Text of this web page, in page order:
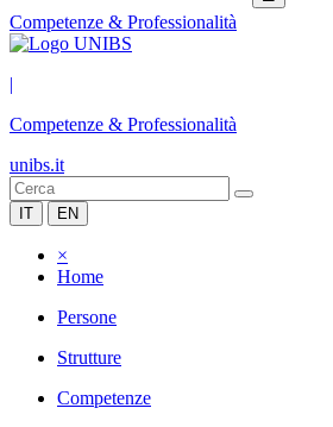
Competenze & Professionalità
|
Competenze & Professionalità
unibs.it
IT EN
×
Home
Persone
Strutture
Competenze